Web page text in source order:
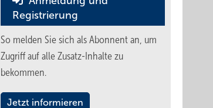
Registrierung
So melden Sie sich als Abonnent an, um
Zugriff auf alle Zusatz-Inhalte zu
bekommen.
Jetzt informieren